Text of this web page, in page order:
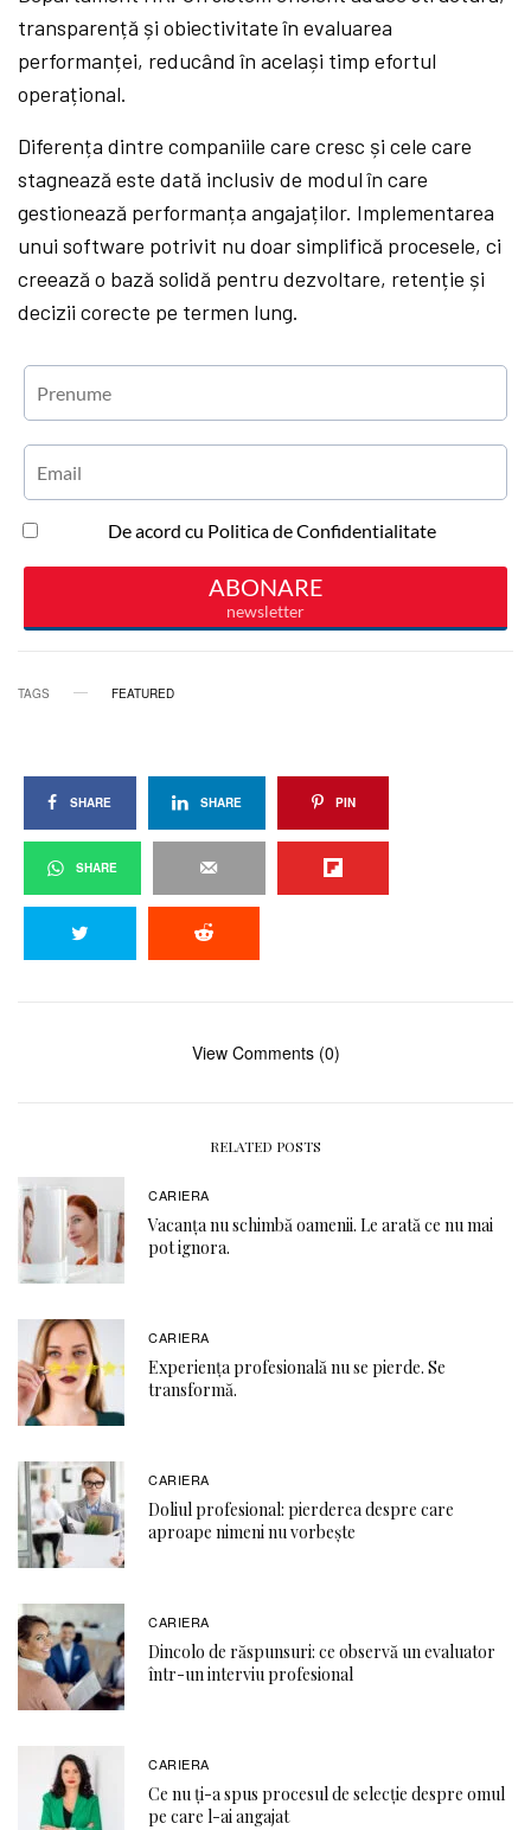
transparență și obiectivitate în evaluarea
performanței, reducând în același timp efortul
operațional.
Diferența dintre companiile care cresc și cele care
stagnează este dată inclusiv de modul în care
gestionează performanța angajaților. Implementarea
unui software potrivit nu doar simplifică procesele, ci
creează o bază solidă pentru dezvoltare, retenție și
decizii corecte pe termen lung.
TAGS FEATURED
SHARE SHARE PIN
SHARE
View Comments (0)
RELATED POSTS
CARIERA
Vacanța nu schimbă oamenii. Le arată ce nu mai
pot ignora.
CARIERA
Experiența profesională nu se pierde. Se
transformă.
CARIERA
Doliul profesional: pierderea despre care
aproape nimeni nu vorbește
CARIERA
Dincolo de răspunsuri: ce observă un evaluator
într-un interviu profesional
CARIERA
Ce nu ți-a spus procesul de selecție despre omul
pe care l-ai angajat